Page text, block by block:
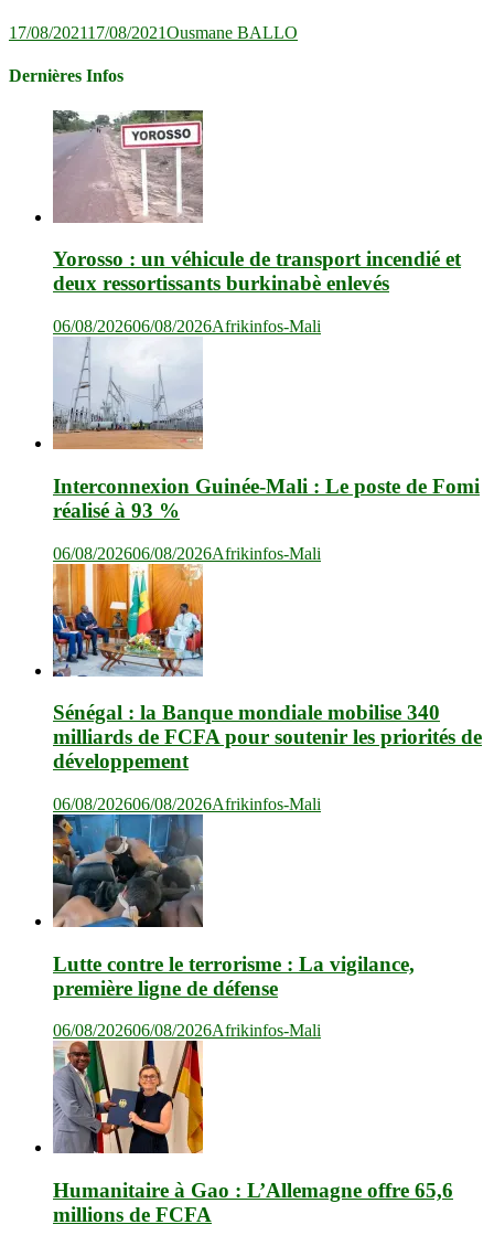
17/08/202117/08/2021Ousmane BALLO
Dernières Infos
Yorosso : un véhicule de transport incendié et
deux ressortissants burkinabè enlevés
06/08/202606/08/2026Afrikinfos-Mali
Interconnexion Guinée-Mali : Le poste de Fomi
réalisé à 93 %
06/08/202606/08/2026Afrikinfos-Mali
Sénégal : la Banque mondiale mobilise 340
milliards de FCFA pour soutenir les priorités de
développement
06/08/202606/08/2026Afrikinfos-Mali
Lutte contre le terrorisme : La vigilance,
première ligne de défense
06/08/202606/08/2026Afrikinfos-Mali
Humanitaire à Gao : L’Allemagne offre 65,6
millions de FCFA